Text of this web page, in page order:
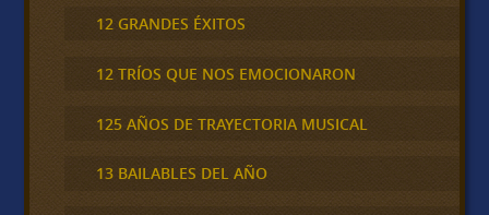
12 GRANDES ÉXITOS
12 TRÍOS QUE NOS EMOCIONARON
125 AÑOS DE TRAYECTORIA MUSICAL
13 BAILABLES DEL AÑO